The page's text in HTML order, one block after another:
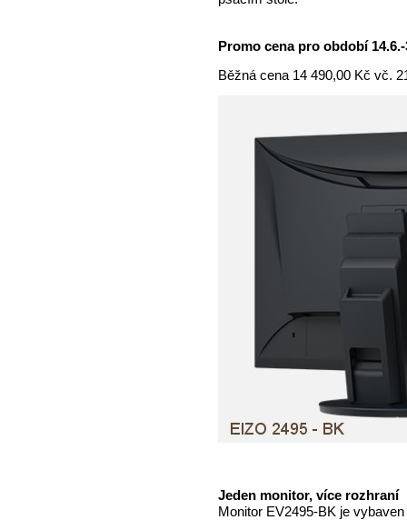
Promo cena pro období 14.6.-
Běžná cena 14 490,00 Kč vč.
Jeden monitor, více rozhraní
Monitor EV2495-BK je